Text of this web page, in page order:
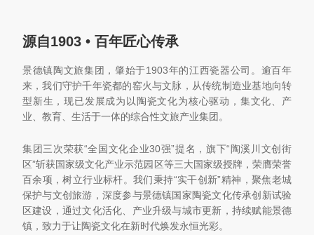
源自1903 • 百年匠心传承
景德镇陶文旅集团，肇始于1903年的江西瓷器公司。逾百年
来，我们守护千年瓷都的窑火与文脉，从传统制造业基地向转
型新生，现已发展成为以陶瓷文化为核心驱动，集文化、产
业、教育、生活于一体的综合性文旅产业集团。
集团三次荣获“全国文化企业30强”提名，旗下“陶溪川文创街
区”斩获国家级文化产业示范园区等三大国家级授牌，荣膺荣誉
百余项，树立行业标杆。我们秉持“实干创新”精神，聚焦老城
保护与文创旅游，深度参与景德镇国家陶瓷文化传承创新试验
区建设，通过文化活化、产业升级与城市更新，持续赋能景德
镇，致力于让陶瓷文化在新时代焕发永恒光彩。